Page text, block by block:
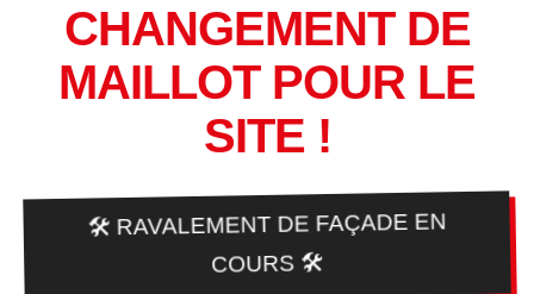
CHANGEMENT DE
MAILLOT POUR LE
SITE !
🛠️ RAVALEMENT DE FAÇADE EN
COURS 🛠️